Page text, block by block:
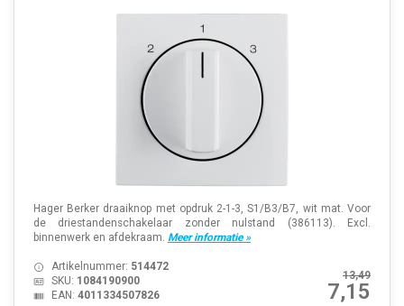
Hager Berker draaiknop met opdruk 2-1-3, S1/B3/B7, wit mat. Voor
de driestandenschakelaar zonder nulstand (386113). Excl.
binnenwerk en afdekraam. Meer informatie »
13,49
7,15
Artikelnummer: 514472
SKU: 1084190900
EAN: 4011334507826